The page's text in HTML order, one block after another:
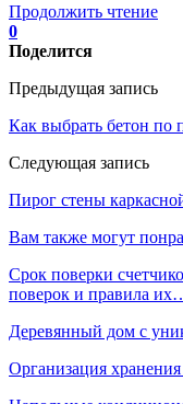
Продолжить чтение
0
Поделится
Предыдущая запись
Как выбрать бетон по
Следующая запись
Пирог стены
Вам также могут
Срок поверки
поверок и правила
Деревянный дом с
Организация